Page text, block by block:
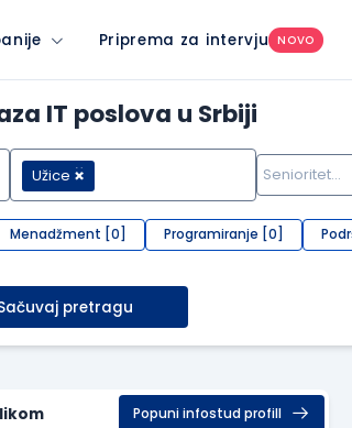
Priprema za intervju NOVO
IT poslova u Srbiji
Užice
Menadžment [0] Programiranje [0]
pretragu
Popuni infostud profill